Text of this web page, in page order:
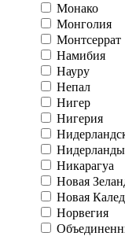
Монако
Монголия
Монтсеррат
Намибия
Науру
Непал
Нигер
Нигерия
Нидерланды
Никарагуа
Новая
Новая
Норвегия